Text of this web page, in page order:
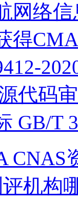
网络
得
代码
GB/T
CNAS
机构